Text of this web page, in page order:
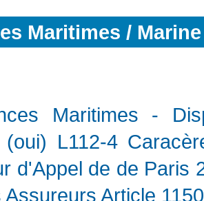
Maritimes /
Maritimes -
L112-4
d'Appel de de Paris
Article